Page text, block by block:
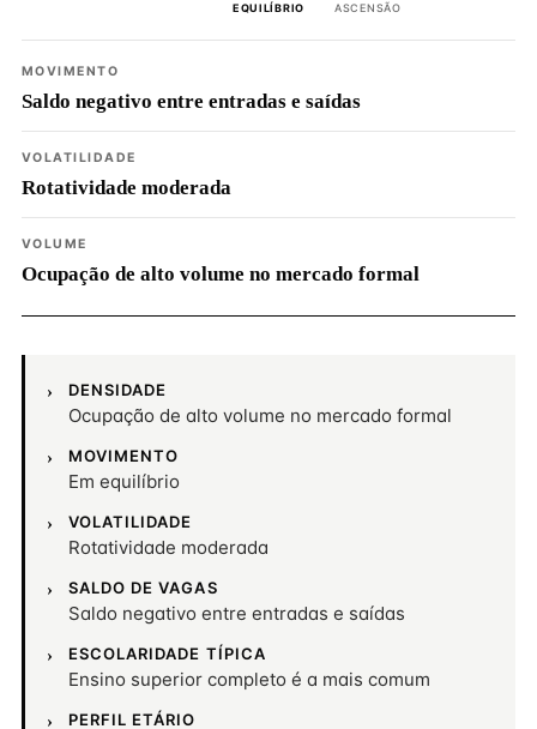
EQUILÍBRIO
ASCENSÃO
MOVIMENTO
Saldo negativo entre entradas e saídas
VOLATILIDADE
Rotatividade moderada
VOLUME
Ocupação de alto volume no mercado formal
DENSIDADE
Ocupação de alto volume no mercado formal
MOVIMENTO
Em equilíbrio
VOLATILIDADE
Rotatividade moderada
SALDO DE VAGAS
Saldo negativo entre entradas e saídas
ESCOLARIDADE TÍPICA
Ensino superior completo é a mais comum
PERFIL ETÁRIO